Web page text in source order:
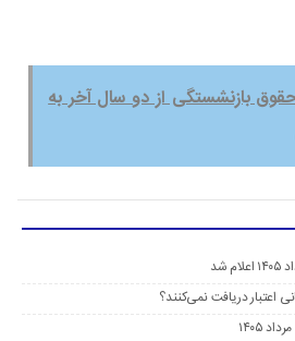
بازنشستگی از دو سال آخر به